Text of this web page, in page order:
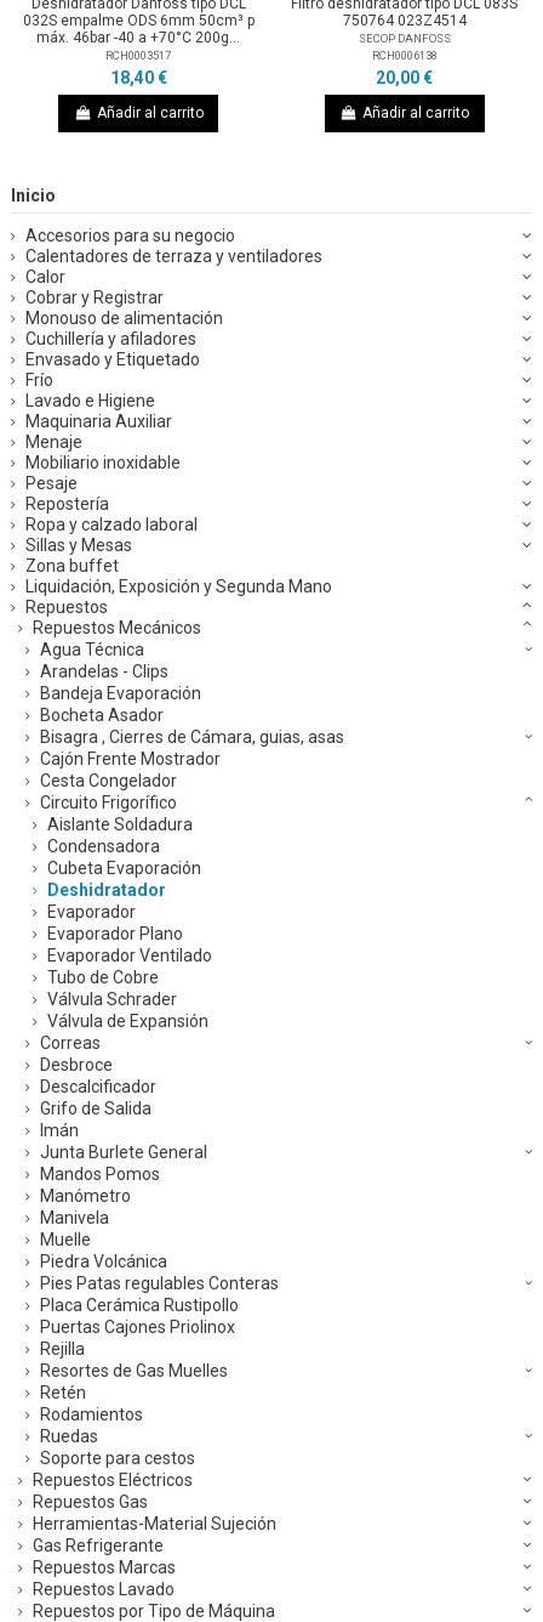
Deshidratador Danfoss tipo DCL
032S empalme ODS 6mm 50cm³ p
máx. 46bar -40 a +70°C 200g...
RCH0003517
18,40 €
Añadir al carrito
Filtro deshidratador tipo DCL 083S
750764 023Z4514
SECOP DANFOSS
RCH0006138
20,00 €
Añadir al carrito
Inicio
Accesorios para su negocio
Calentadores de terraza y ventiladores
Calor
Cobrar y Registrar
Monouso de alimentación
Cuchillería y afiladores
Envasado y Etiquetado
Frío
Lavado e Higiene
Maquinaria Auxiliar
Menaje
Mobiliario inoxidable
Pesaje
Repostería
Ropa y calzado laboral
Sillas y Mesas
Zona buffet
Liquidación, Exposición y Segunda Mano
Repuestos
Repuestos Mecánicos
Agua Técnica
Arandelas - Clips
Bandeja Evaporación
Bocheta Asador
Bisagra , Cierres de Cámara, guias, asas
Cajón Frente Mostrador
Cesta Congelador
Circuito Frigorífico
Aislante Soldadura
Condensadora
Cubeta Evaporación
Deshidratador
Evaporador
Evaporador Plano
Evaporador Ventilado
Tubo de Cobre
Válvula Schrader
Válvula de Expansión
Correas
Desbroce
Descalcificador
Grifo de Salida
Imán
Junta Burlete General
Mandos Pomos
Manómetro
Manivela
Muelle
Piedra Volcánica
Pies Patas regulables Conteras
Placa Cerámica Rustipollo
Puertas Cajones Priolinox
Rejilla
Resortes de Gas Muelles
Retén
Rodamientos
Ruedas
Soporte para cestos
Repuestos Eléctricos
Repuestos Gas
Herramientas-Material Sujeción
Gas Refrigerante
Repuestos Marcas
Repuestos Lavado
Repuestos por Tipo de Máquina